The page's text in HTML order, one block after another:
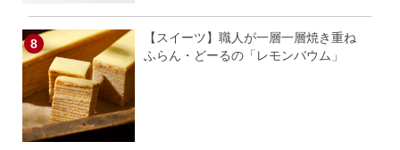
【スイーツ】職人が一層一層焼き重ね
ふらん・どーるの「レモンバウム」